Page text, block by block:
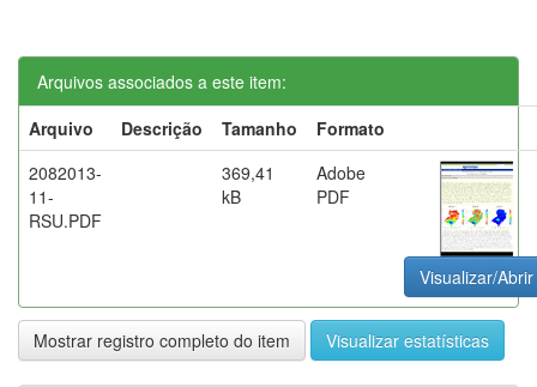
Arquivos associados a este item:
Arquivo
Descrição Tamanho
Formato
2082013-
11-
RSU.PDF
369,41
kB
Adobe
PDF
Visualizar/Abrir
Mostrar registro completo do item Visualizar estatísticas